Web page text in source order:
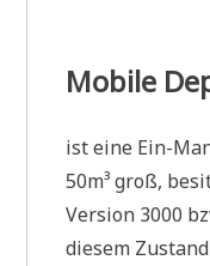
Mobile
ist eine Ein-
50m³ groß,
Version 3000
diesem